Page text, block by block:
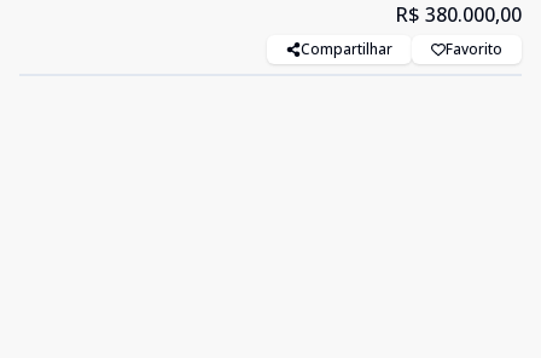
R$ 380.000,00
Compartilhar Favorito